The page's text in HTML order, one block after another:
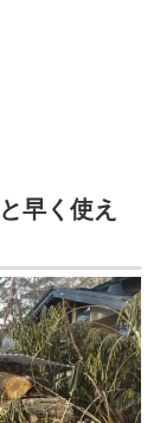
早く使え